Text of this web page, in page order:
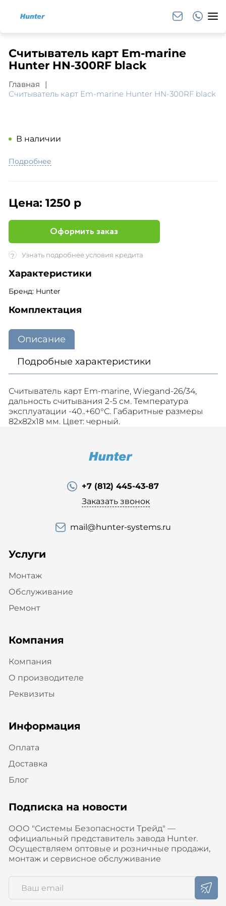
Считыватель карт Em-marine
Hunter HN-300RF black
Главная
Считыватель карт Em-marine Hunter HN-300RF black
В наличии
Подробнее
Цена: 1250 р
Оформить заказ
? Узнать подробнее условия кредита
Характеристики
Бренд: Hunter
Комплектация
Описание
Подробные характеристики
Считыватель карт Em-marine, Wiegand-26/34,
дальность считывания 2-5 см. Температура
эксплуатации -40..+60°С. Габаритные размеры
82х82х18 мм. Цвет: черный.
+7 (812) 445-43-87
Заказать звонок
mail@hunter-systems.ru
Услуги
Монтаж
Обслуживание
Ремонт
Компания
Компания
О производителе
Реквизиты
Информация
Оплата
Доставка
Блог
Подписка на новости
ООО "Системы Безопасности Трейд" —
официальный представитель завода Hunter.
Осуществляем оптовые и розничные продажи,
монтаж и сервисное обслуживание